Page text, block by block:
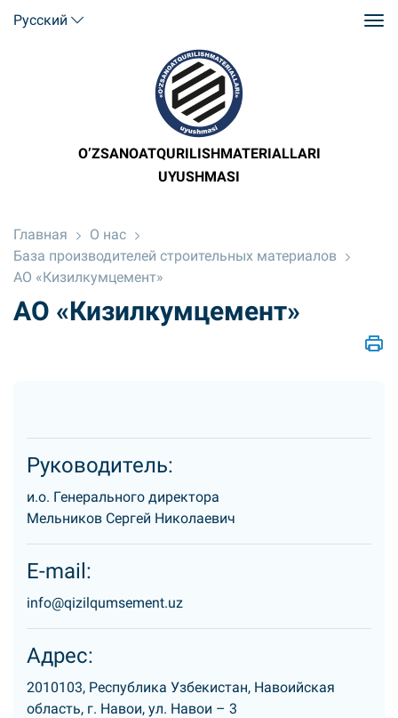
Русский
O’ZSANOATQURILISHMATERIALLARI
UYUSHMASI
Главная
О нас
База производителей строительных материалов
АО «Кизилкумцемент»
АО «Кизилкумцемент»
Руководитель:
и.о. Генерального директора
Мельников Сергей Николаевич
E-mail:
info@qizilqumsement.uz
Адрес:
2010103, Республика Узбекистан, Навоийская
область, г. Навои, ул. Навои – 3